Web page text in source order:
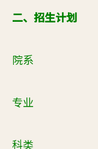
二、招生计划
院系
专业
科类